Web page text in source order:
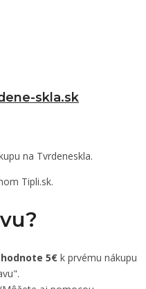
skla.sk
na Tvrdeneskla.
Tipli.sk.
5€ k prvému nákupu